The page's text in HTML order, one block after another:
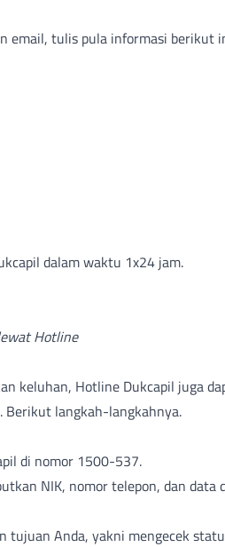
email, tulis pula informasi berikut
dalam waktu 1x24 jam.
Hotline
keluhan, Hotline Dukcapil juga
Berikut langkah-langkahnya.
di nomor 1500-537.
NIK, nomor telepon, dan
tujuan Anda, yakni mengecek